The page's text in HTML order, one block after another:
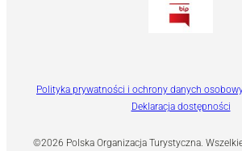
©2026 Polska Organizacja Turystyczna.
Polityka prywatności i ochrony danych
Deklaracja dostępności